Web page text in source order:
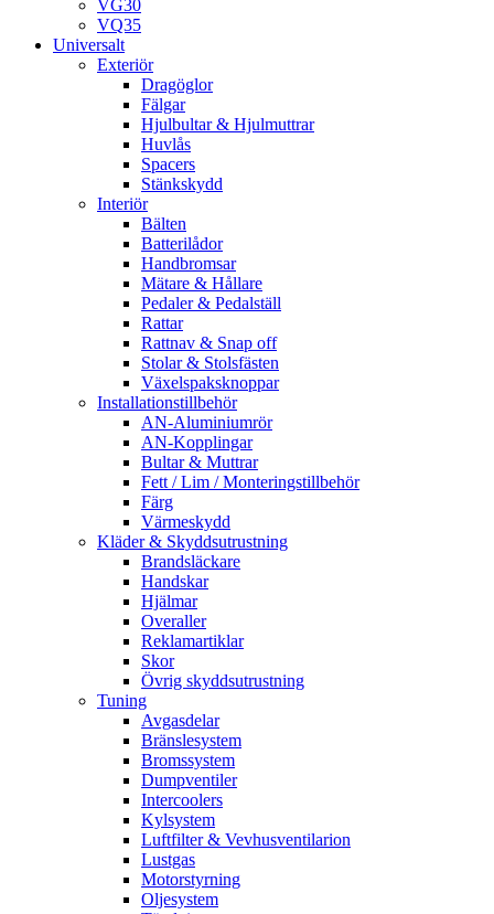
VG30
VQ35
Universalt
Exteriör
Dragöglor
Fälgar
Hjulbultar & Hjulmuttrar
Huvlås
Spacers
Stänkskydd
Interiör
Bälten
Batterilådor
Handbromsar
Mätare & Hållare
Pedaler & Pedalställ
Rattar
Rattnav & Snap off
Stolar & Stolsfästen
Växelspaksknoppar
Installationstillbehör
AN-Aluminiumrör
AN-Kopplingar
Bultar & Muttrar
Fett / Lim / Monteringstillbehör
Färg
Värmeskydd
Kläder & Skyddsutrustning
Brandsläckare
Handskar
Hjälmar
Overaller
Reklamartiklar
Skor
Övrig skyddsutrustning
Tuning
Avgasdelar
Bränslesystem
Bromssystem
Dumpventiler
Intercoolers
Kylsystem
Luftfilter & Vevhusventilarion
Lustgas
Motorstyrning
Oljesystem